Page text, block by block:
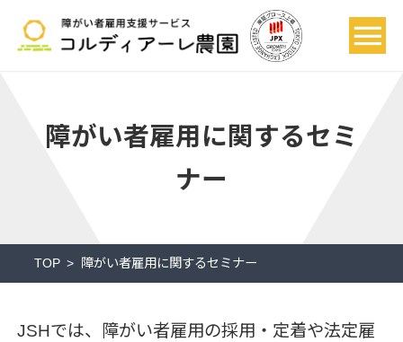
障がい者雇用に関するセミ
ナー
TOP 障がい者雇用に関するセミナー
JSHでは、障がい者雇用の採用・定着や法定雇